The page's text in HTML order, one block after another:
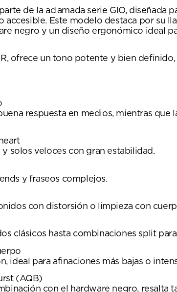
de la aclamada serie GIO, diseñada
Este modelo destaca por su
negro y un diseño ergonómico ideal
ofrece un tono potente y bien
respuesta en medios, mientras que
solos veloces con gran estabilidad.
y fraseos complejos.
con distorsión o limpieza con
clásicos hasta combinaciones split
ideal para afinaciones más bajas o
(AQB)
con el hardware negro, resalta